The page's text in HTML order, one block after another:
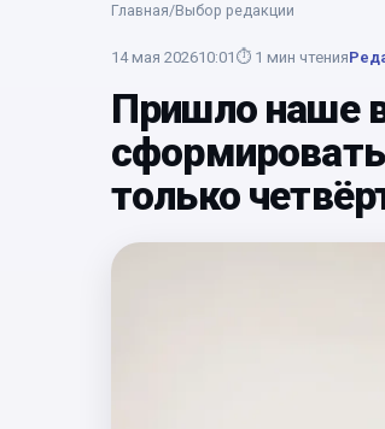
Главная/Выбор редакции
14 мая 202610:01 ⏱ 1 мин чтения
Пришло наше
сформировать
только